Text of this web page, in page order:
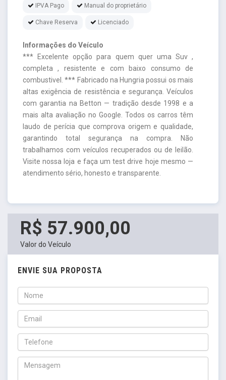
IPVA Pago Manual do proprietário
Chave Reserva Licenciado
Informações do Veículo
*** Excelente opção para quem quer uma Suv ,
completa , resistente e com baixo consumo de
combustivel. *** Fabricado na Hungria possui os mais
altas exigência de resistência e segurança. Veículos
com garantia na Betton — tradição desde 1998 e a
mais alta avaliação no Google. Todos os carros têm
laudo de perícia que comprova origem e qualidade,
garantindo total segurança na compra. Não
trabalhamos com veículos recuperados ou de leilão.
Visite nossa loja e faça um test drive hoje mesmo —
atendimento sério, honesto e transparente.
R$ 57.900,00
Valor do Veículo
ENVIE SUA PROPOSTA